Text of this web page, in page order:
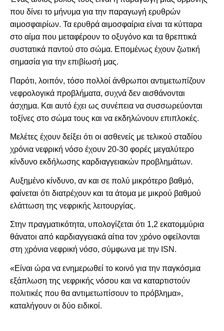
που δίνει το μήνυμα για την παραγωγή ερυθρών
αιμοσφαιρίων. Τα ερυθρά αιμοσφαίρια είναι τα κύτταρα
στο αίμα που μεταφέρουν το οξυγόνο και τα θρεπτικά
συστατικά παντού στο σώμα. Επομένως έχουν ζωτική
σημασία για την επιβίωσή μας.
Παρότι, λοιπόν, τόσο πολλοί άνθρωποι αντιμετωπίζουν
νεφρολογικά προβλήματα, συχνά δεν αισθάνονται
άσχημα. Και αυτό έχει ως συνέπεια να συσσωρεύονται
τοξίνες στο σώμα τους και να εκδηλώνουν επιπλοκές.
Μελέτες έχουν δείξει ότι οι ασθενείς με τελικού σταδίου
χρόνια νεφρική νόσο έχουν 20-30 φορές μεγαλύτερο
κίνδυνο εκδήλωσης καρδιαγγειακών προβλημάτων.
Αυξημένο κίνδυνο, αν και σε πολύ μικρότερο βαθμό,
φαίνεται ότι διατρέχουν και τα άτομα με μικρού βαθμού
ελάττωση της νεφρικής λειτουργίας.
Στην πραγματικότητα, υπολογίζεται ότι 1,2 εκατομμύρια
θάνατοι από καρδιαγγειακά αίτια τον χρόνο οφείλονται
στη χρόνια νεφρική νόσο, σύμφωνα με την ISN.
«Είναι ώρα να ενημερωθεί το κοινό για την παγκόσμια
εξάπλωση της νεφρικής νόσου και να καταρτιστούν
πολιτικές που θα αντιμετωπίσουν το πρόβλημα»,
καταλήγουν οι δύο ειδικοί.